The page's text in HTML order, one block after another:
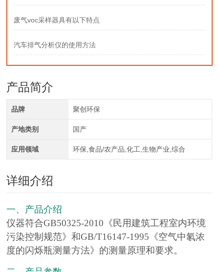
废气voc采样器具有以下特点
汽车排气分析仪的使用方法
产品简介
品牌 聚创环保
产地类别 国产
应用领域 环保,食品/农产品,化工,生物产业,综合
详细介绍
一、产品介绍
仪器符合GB50325-2010《民用建筑工程室内环境
污染控制规范》和GB/T16147-1995《空气中氡浓
度的闪烁瓶测量方法》的测量原理和要求。